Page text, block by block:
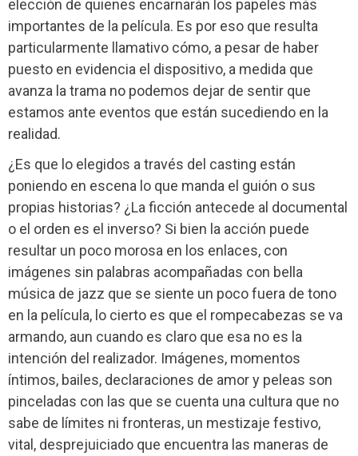
elección de quienes encarnarán los papeles más
importantes de la película. Es por eso que resulta
particularmente llamativo cómo, a pesar de haber
puesto en evidencia el dispositivo, a medida que
avanza la trama no podemos dejar de sentir que
estamos ante eventos que están sucediendo en la
realidad.
¿Es que lo elegidos a través del casting están
poniendo en escena lo que manda el guión o sus
propias historias? ¿La ficción antecede al documental
o el orden es el inverso? Si bien la acción puede
resultar un poco morosa en los enlaces, con
imágenes sin palabras acompañadas con bella
música de jazz que se siente un poco fuera de tono
en la película, lo cierto es que el rompecabezas se va
armando, aun cuando es claro que esa no es la
intención del realizador. Imágenes, momentos
íntimos, bailes, declaraciones de amor y peleas son
pinceladas con las que se cuenta una cultura que no
sabe de límites ni fronteras, un mestizaje festivo,
vital, desprejuiciado que encuentra las maneras de